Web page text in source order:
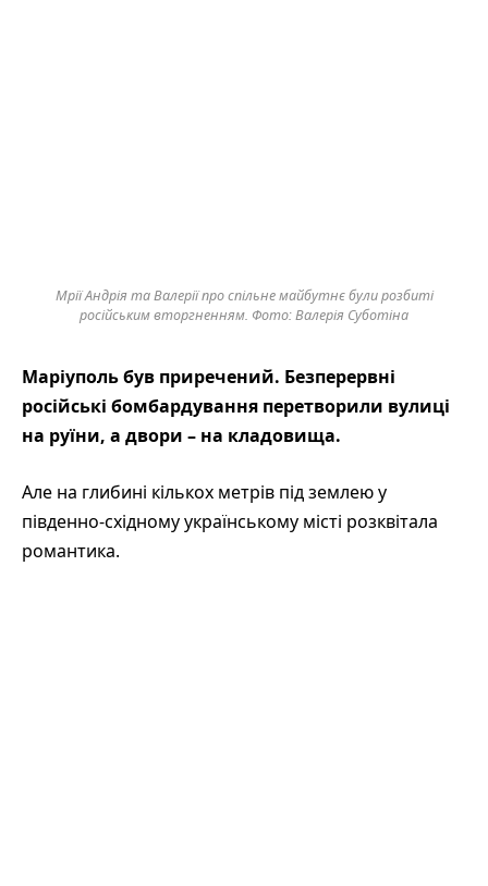
Мрії Андрія та Валерії про спільне майбутнє були розбиті
російським вторгненням. Фото: Валерія Суботіна
Маріуполь був приречений. Безперервні
російські бомбардування перетворили вулиці
на руїни, а двори – на кладовища.
Але на глибині кількох метрів під землею у
південно-східному українському місті розквітала
романтика.